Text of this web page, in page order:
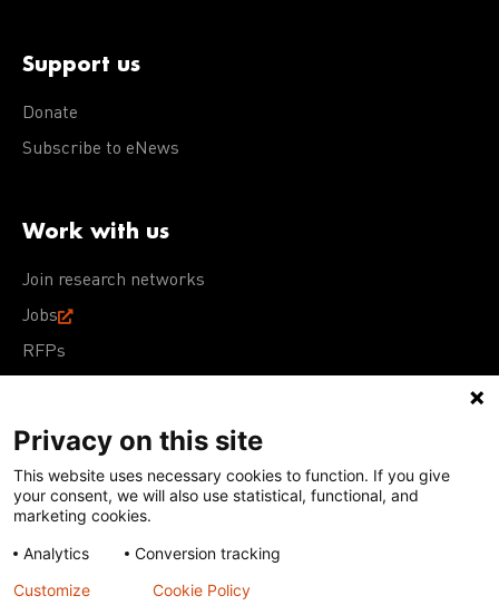
Support us
Donate
Subscribe to eNews
Work with us
Join research networks
Jobs
RFPs
Terms of Use Acceptable Use PolicyPrivacy Policy
Cookie Policy
Our policies
Except for images, films, and trademarks which are
subject to DNDi’s Terms of Use, content on this site is
Privacy on this site
This website uses necessary cookies to function. If you give
your consent, we will also use statistical, functional, and
marketing cookies.
Analytics
Conversion tracking
Customize
Cookie Policy